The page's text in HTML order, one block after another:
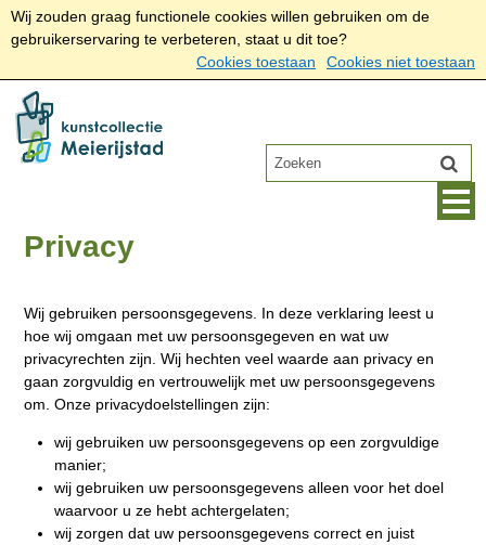
Wij zouden graag functionele cookies willen gebruiken om de
gebruikerservaring te verbeteren, staat u dit toe?
Cookies toestaan
Cookies niet toestaan
Privacy
Wij gebruiken persoonsgegevens. In deze verklaring leest u
hoe wij omgaan met uw persoonsgegeven en wat uw
privacyrechten zijn. Wij hechten veel waarde aan privacy en
gaan zorgvuldig en vertrouwelijk met uw persoonsgegevens
om. Onze privacydoelstellingen zijn:
wij gebruiken uw persoonsgegevens op een zorgvuldige
manier;
wij gebruiken uw persoonsgegevens alleen voor het doel
waarvoor u ze hebt achtergelaten;
wij zorgen dat uw persoonsgegevens correct en juist